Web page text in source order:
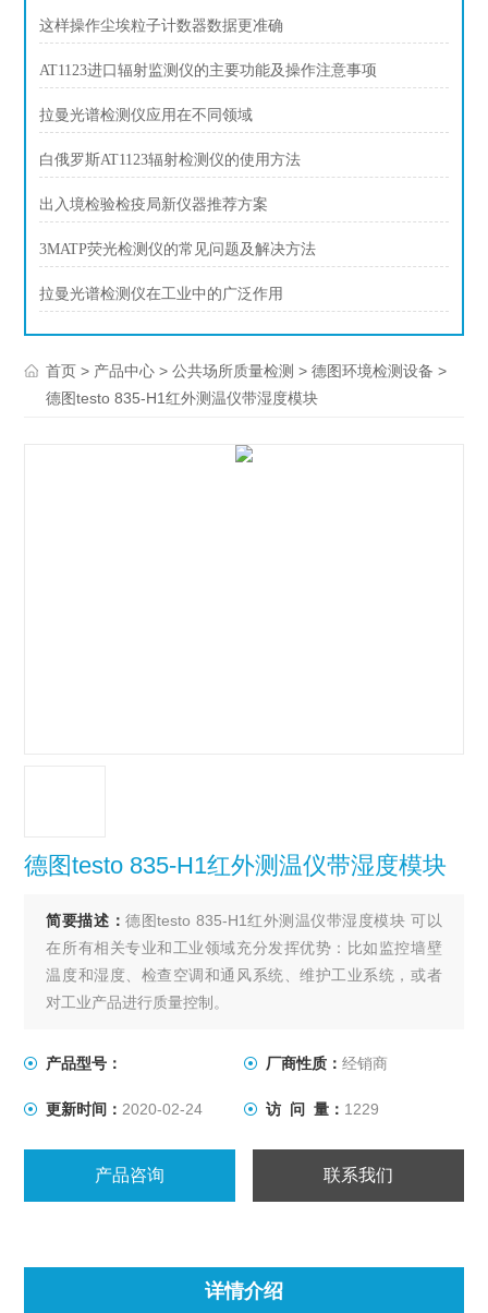
这样操作尘埃粒子计数器数据更准确
AT1123进口辐射监测仪的主要功能及操作注意事项
拉曼光谱检测仪应用在不同领域
白俄罗斯AT1123辐射检测仪的使用方法
出入境检验检疫局新仪器推荐方案
3MATP荧光检测仪的常见问题及解决方法
拉曼光谱检测仪在工业中的广泛作用
首页 > 产品中心 >公共场所质量检测 >德图环境检测设备 >
德图testo 835-H1红外测温仪带湿度模块
德图testo 835-H1红外测温仪带湿度模块
简要描述：德图testo 835-H1红外测温仪带湿度模块 可以
在所有相关专业和工业领域充分发挥优势：比如监控墙壁
温度和湿度、检查空调和通风系统、维护工业系统，或者
对工业产品进行质量控制。
产品型号： 厂商性质： 经销商
更新时间： 2020-02-24 访 问 量： 1229
产品咨询 联系我们
详情介绍